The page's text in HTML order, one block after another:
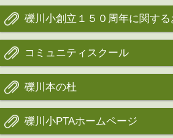
礫川小創立１５０周年に関す
コミュニティスクール
礫川本の杜
礫川小PTAホームページ